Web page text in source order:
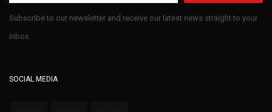
Subscribe to our newsletter and receive our latest news straight to your
inbox.
SOCIAL MEDIA